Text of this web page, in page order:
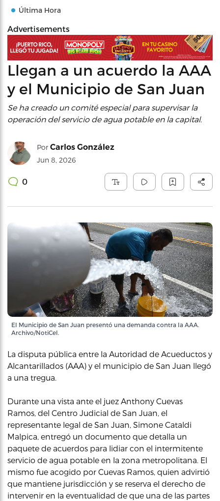
Última Hora
Advertisements
Llegan a un acuerdo la AAA
y el Municipio de San Juan
Se ha creado un comité especial para supervisar la
operación del servicio de agua potable en la capital.
Por Carlos González
Jun 8, 2026
0
El Municipio de San Juan presentó una demanda contra la AAA.
Archivo/NotiCel.
La disputa pública entre la Autoridad de Acueductos y
Alcantarillados (AAA) y el municipio de San Juan llegó
a una tregua.
Durante una vista ante el juez Anthony Cuevas
Ramos, del Centro Judicial de San Juan, el
representante legal de San Juan, Simone Cataldi
Malpica, entregó un documento que detalla un
paquete de acuerdos para lidiar con el intermitente
servicio de agua potable en la zona metropolitana. El
mismo fue acogido por Cuevas Ramos, quien advirtió
que mantiene jurisdicción y se reserva el derecho de
intervenir en la eventualidad de que una de las partes